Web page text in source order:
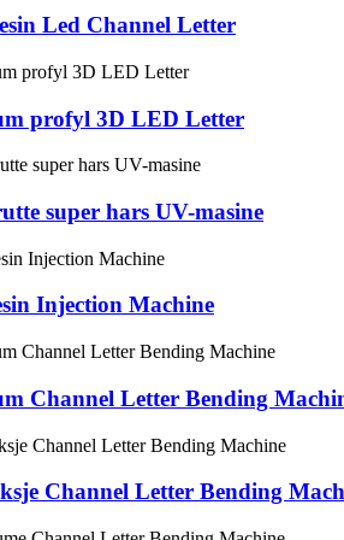
Led Channel Letter
profyl 3D LED Letter
super hars UV-masine
Injection Machine
Channel Letter Bending
Channel Letter Bending